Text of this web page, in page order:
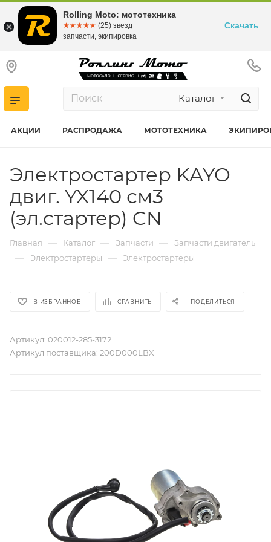
Каталог
АКЦИИ РАСПРОДАЖА МОТОТЕХНИКА
Электростартер KAYO
двиг. YX140 см3
(эл.стартер) CN
Главная — Каталог — Запчасти — Запчасти двигатель
— Электростартеры — Электростартеры
В ИЗБРАННОЕ СРАВНИТЬ ПОДЕЛИТЬСЯ
Артикул: 020012-285-3172
Артикул поставщика: 200D000LBX
Rolling Moto: мототехника
☆☆☆☆☆
★★★★★ (25) звезд
запчасти, экипировка
Скачать